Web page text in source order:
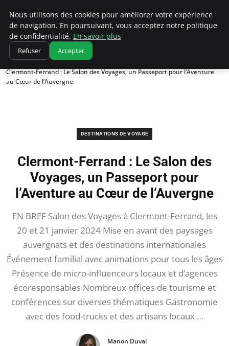
Correze Co
Accueil
Destinations de voyage
Clermont-Ferrand : Le Salon des Voyages, un Passeport pour l’Aventure
au Cœur de l’Auvergne
DESTINATIONS DE VOYAGE
Clermont-Ferrand : Le Salon des
Voyages, un Passeport pour
l’Aventure au Cœur de l’Auvergne
EN BREF Salon des Voyages à Clermont-Ferrand, les
20 et 21 janvier 2024 Mise en avant des paysages
auvergnats et des destinations internationales
Événement familial avec animations pour tous les âges
Présence de micro-influenceurs locaux et d’agences
écoresponsables Nombreux offices de tourisme et
conférences sur diverses thématiques Gastronomie
avec des food-trucks et des artisans locaux …
Manon Duval
Nous utilisons des cookies pour améliorer votre expérience
de navigation. En poursuivant, vous acceptez notre politique
de confidentialité. En savoir plus
Refuser Accepter